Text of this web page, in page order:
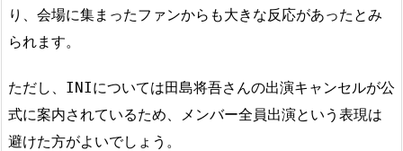
り、会場に集まったファンからも大きな反応があったとみ
られます。
ただし、INIについては田島将吾さんの出演キャンセルが公
式に案内されているため、メンバー全員出演という表現は
避けた方がよいでしょう。